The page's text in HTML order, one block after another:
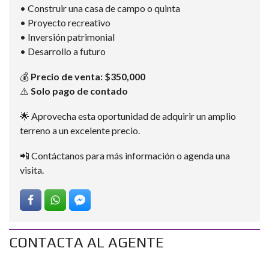
• Construir una casa de campo o quinta
• Proyecto recreativo
• Inversión patrimonial
• Desarrollo a futuro
💰 Precio de venta: $350,000
⚠️ Solo pago de contado
🌟 Aprovecha esta oportunidad de adquirir un amplio
terreno a un excelente precio.
📲 Contáctanos para más información o agenda una
visita.
CONTACTA AL AGENTE